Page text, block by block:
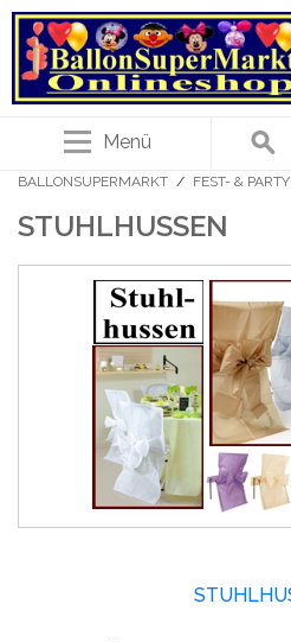
Menü
BALLONSUPERMARKT / FEST- &
STUHLHUSSEN